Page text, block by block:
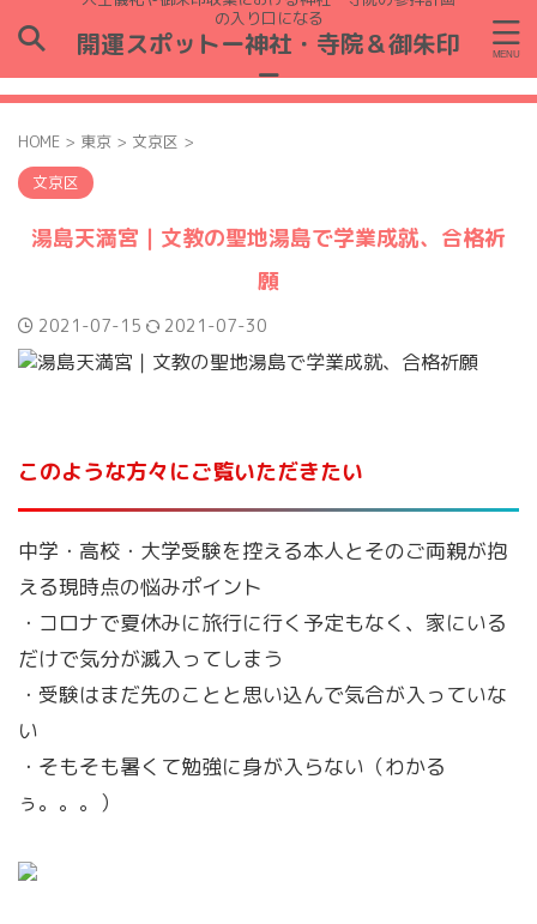
の入り口になる
開運スポットー神社・寺院＆御朱印
ー
HOME > 東京 > 文京区 >
文京区
湯島天満宮｜文教の聖地湯島で学業成就、合格祈
願
2021-07-15 2021-07-30
このような方々にご覧いただきたい
中学・高校・大学受験を控える本人とそのご両親が抱
える現時点の悩みポイント
・コロナで夏休みに旅行に行く予定もなく、家にいる
だけで気分が滅入ってしまう
・受験はまだ先のことと思い込んで気合が入っていな
い
・そもそも暑くて勉強に身が入らない（わかる
ぅ。。。）